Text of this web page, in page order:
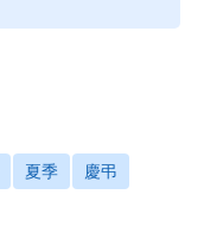
夏季 慶弔